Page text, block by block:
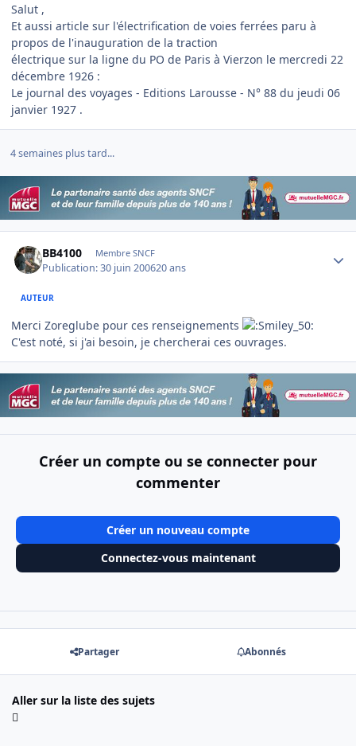
Salut ,
Et aussi article sur l'électrification de voies ferrées paru à
propos de l'inauguration de la traction
électrique sur la ligne du PO de Paris à Vierzon le mercredi 22
décembre 1926 :
Le journal des voyages - Editions Larousse - N° 88 du jeudi 06
janvier 1927 .
4 semaines plus tard...
BB4100 Membre SNCF
Publication:30 juin 200620 ans
AUTEUR
Merci Zoreglube pour ces renseignements
C'est noté, si j'ai besoin, je chercherai ces ouvrages.
Créer un compte ou se connecter pour
commenter
Créer un nouveau compte
Connectez-vous maintenant
Partager Abonnés
Aller sur la liste des sujets